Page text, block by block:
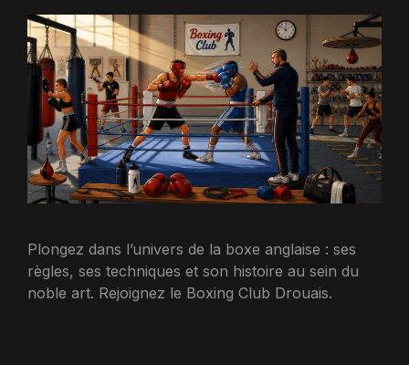
Plongez dans l’univers de la boxe anglaise : ses
règles, ses techniques et son histoire au sein du
noble art. Rejoignez le Boxing Club Drouais.